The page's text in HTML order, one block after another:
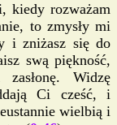
kiedy rozważam
to zmysły mi
i zniżasz się do
swą piękność,
Widzę
Ci cześć, i
wielbią i